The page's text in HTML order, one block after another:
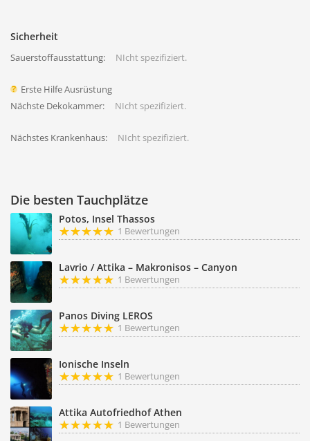
Sicherheit
Sauerstoffausstattung: NIcht spezifiziert.
Erste Hilfe Ausrüstung
Nächste Dekokammer:
NIcht spezifiziert.
Nächstes Krankenhaus: NIcht spezifiziert.
Die besten Tauchplätze
Potos, Insel Thassos
1 Bewertungen
Lavrio / Attika – Makronisos – Canyon
1 Bewertungen
Panos Diving LEROS
1 Bewertungen
Ionische Inseln
1 Bewertungen
Attika Autofriedhof Athen
1 Bewertungen